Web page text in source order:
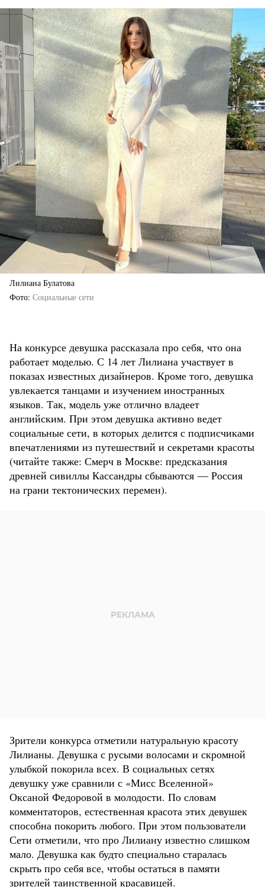
Лилиана Булатова
Фото Социальные сети
На конкурсе девушка рассказала про себя, что она
работает моделью. С 14 лет Лилиана участвует в
показах известных дизайнеров. Кроме того, девушка
увлекается танцами и изучением иностранных
языков. Так, модель уже отлично владеет
английским. При этом девушка активно ведет
социальные сети, в которых делится с подписчиками
впечатлениями из путешествий и секретами красоты
(читайте также: Смерч в Москве: предсказания
древней сивиллы Кассандры сбываются — Россия
на грани тектонических перемен).
Зрители конкурса отметили натуральную красоту
Лилианы. Девушка с русыми волосами и скромной
улыбкой покорила всех. В социальных сетях
девушку уже сравнили с «Мисс Вселенной»
Оксаной Федоровой в молодости. По словам
комментаторов, естественная красота этих девушек
способна покорить любого. При этом пользователи
Сети отметили, что про Лилиану известно слишком
мало. Девушка как будто специально старалась
скрыть про себя все, чтобы остаться в памяти
зрителей таинственной красавицей.